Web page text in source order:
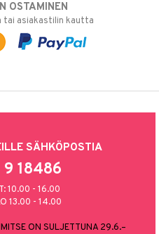
OSTAMINEN
tai asiakastilin kautta
SÄHKÖPOSTIA
18486
10.00 - 16.00
13.00 - 14.00
ON SULJETTUNA 29.6.–